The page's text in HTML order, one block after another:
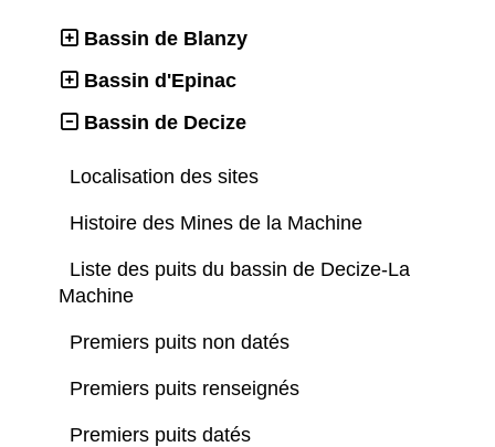
Bassin de Blanzy
Bassin d'Epinac
Bassin de Decize
Localisation des sites
Histoire des Mines de la Machine
Liste des puits du bassin de Decize-La
Machine
Premiers puits non datés
Premiers puits renseignés
Premiers puits datés